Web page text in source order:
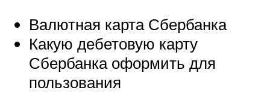
Валютная карта Сбербанка
Какую дебетовую карту
Сбербанка оформить для
пользования